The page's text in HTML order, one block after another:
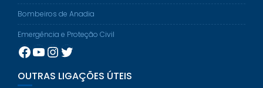
Bombeiros de Anadia
Emergência e Proteção Civil
Facebook
YouTube
Instagram
Twitter
OUTRAS LIGAÇÕES ÚTEIS